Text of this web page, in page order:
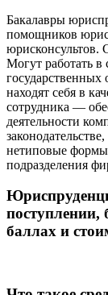
Бакалавры
помощников
юрисконсультов.
Могут работать в
государственных
находят себя в
сотрудника —
деятельности
нетиповые формы
подразделения
баллах и